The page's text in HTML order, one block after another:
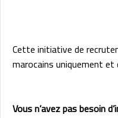
Cette initiative de
marocains uniquement
Vous n’avez pas besoin